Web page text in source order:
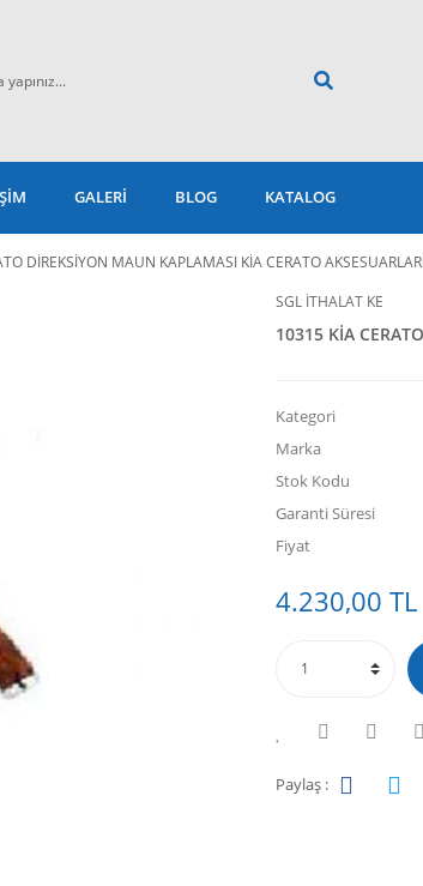
GALERİ BLOG KATALOG
DİREKSİYON MAUN KAPLAMASI KİA CERATO
SGL İTHALAT KE
10315 KİA
Kategori
Marka
Stok Kodu
Garanti Süresi
Fiyat
4.230,00 TL
Paylaş :